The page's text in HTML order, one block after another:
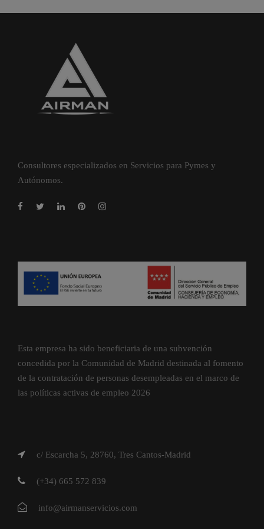
Consultores especializados en Servicios para Pymes y
Autónomos.
Esta empresa ha sido beneficiaria de una subvención
concedida por la Comunidad de Madrid destinada al fomento
de la contratación de personas desempleadas en el marco de
las políticas activas de empleo 2026
c/ Escarcha 5, 28760, Tres Cantos-Madrid
(+34) 665 572 839
info@airmanservicios.com